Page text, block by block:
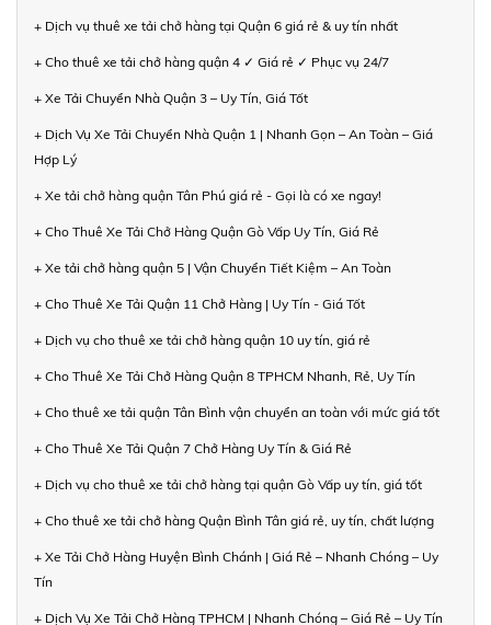
+ Dịch vụ thuê xe tải chở hàng tại Quận 6 giá rẻ & uy tín nhất
+ Cho thuê xe tải chở hàng quận 4 ✓ Giá rẻ ✓ Phục vụ 24/7
+ Xe Tải Chuyển Nhà Quận 3 – Uy Tín, Giá Tốt
+ Dịch Vụ Xe Tải Chuyển Nhà Quận 1 | Nhanh Gọn – An Toàn – Giá
Hợp Lý
+ Xe tải chở hàng quận Tân Phú giá rẻ - Gọi là có xe ngay!
+ Cho Thuê Xe Tải Chở Hàng Quận Gò Vấp Uy Tín, Giá Rẻ
+ Xe tải chở hàng quận 5 | Vận Chuyển Tiết Kiệm – An Toàn
+ Cho Thuê Xe Tải Quận 11 Chở Hàng | Uy Tín - Giá Tốt
+ Dịch vụ cho thuê xe tải chở hàng quận 10 uy tín, giá rẻ
+ Cho Thuê Xe Tải Chở Hàng Quận 8 TPHCM Nhanh, Rẻ, Uy Tín
+ Cho thuê xe tải quận Tân Bình vận chuyển an toàn với mức giá tốt
+ Cho Thuê Xe Tải Quận 7 Chở Hàng Uy Tín & Giá Rẻ
+ Dịch vụ cho thuê xe tải chở hàng tại quận Gò Vấp uy tín, giá tốt
+ Cho thuê xe tải chở hàng Quận Bình Tân giá rẻ, uy tín, chất lượng
+ Xe Tải Chở Hàng Huyện Bình Chánh | Giá Rẻ – Nhanh Chóng – Uy
Tín
+ Dịch Vụ Xe Tải Chở Hàng TPHCM | Nhanh Chóng – Giá Rẻ – Uy Tín